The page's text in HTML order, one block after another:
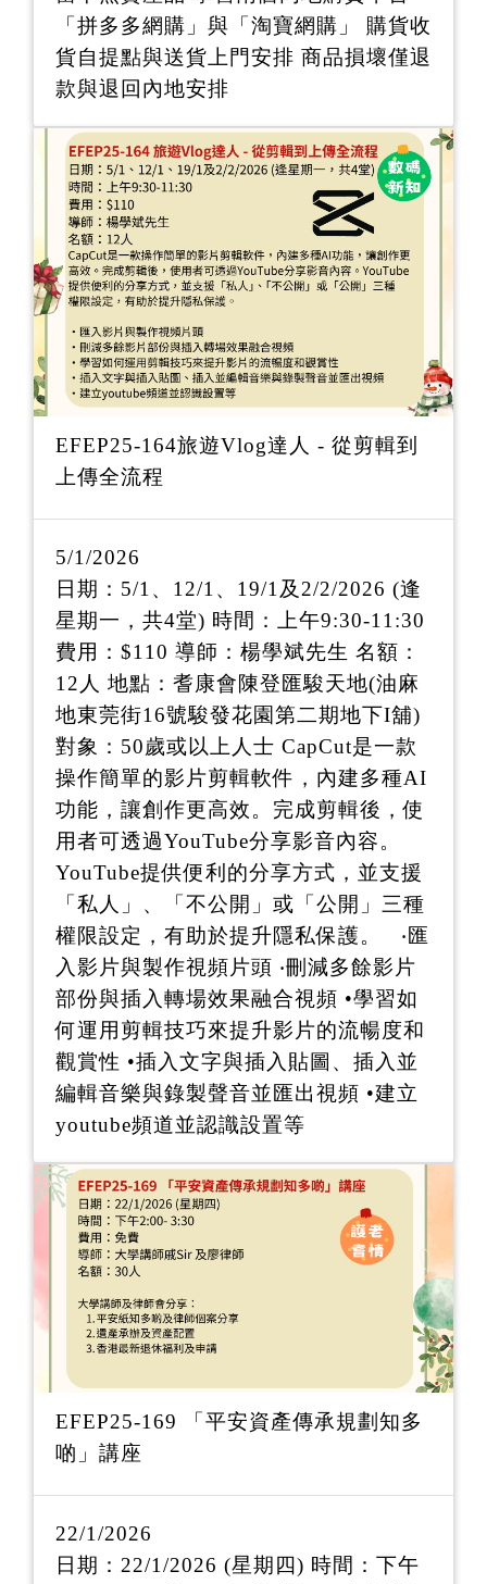
「拼多多網購」與「淘寶網購」 購貨收
貨自提點與送貨上門安排 商品損壞僅退
款與退回內地安排
EFEP25-164旅遊Vlog達人 - 從剪輯到
上傳全流程
5/1/2026
日期：5/1、12/1、19/1及2/2/2026 (逢
星期一，共4堂) 時間：上午9:30-11:30
費用：$110 導師：楊學斌先生 名額：
12人 地點：耆康會陳登匯駿天地(油麻
地東莞街16號駿發花園第二期地下I舖)
對象：50歲或以上人士 CapCut是一款
操作簡單的影片剪輯軟件，內建多種AI
功能，讓創作更高效。完成剪輯後，使
用者可透過YouTube分享影音內容。
YouTube提供便利的分享方式，並支援
「私人」、「不公開」或「公開」三種
權限設定，有助於提升隱私保護。 ‧匯
入影片與製作視頻片頭 ‧刪減多餘影片
部份與插入轉場效果融合視頻 •學習如
何運用剪輯技巧來提升影片的流暢度和
觀賞性 •插入文字與插入貼圖、插入並
編輯音樂與錄製聲音並匯出視頻 •建立
youtube頻道並認識設置等
EFEP25-169 「平安資產傳承規劃知多
啲」講座
22/1/2026
日期：22/1/2026 (星期四) 時間：下午